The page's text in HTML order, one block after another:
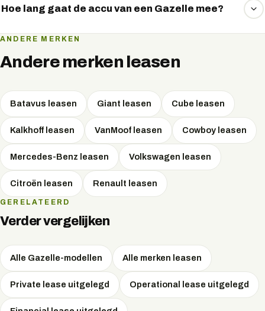
fietslease, waarbij onderhoud en verzekering vaak zijn
Hoe lang gaat de accu van een Gazelle mee?
Een Gazelle-accu gaat doorgaans 500 tot 1000 laadcycli
mee, wat bij normaal gebruik neerkomt op vele jaren
ANDERE MERKEN
Andere merken leasen
Batavus leasen Giant leasen Cube leasen
Kalkhoff leasen VanMoof leasen Cowboy leasen
Mercedes-Benz leasen Volkswagen leasen
Citroën leasen Renault leasen
GERELATEERD
Verder vergelijken
Alle Gazelle-modellen Alle merken leasen
Private lease uitgelegd Operational lease uitgelegd